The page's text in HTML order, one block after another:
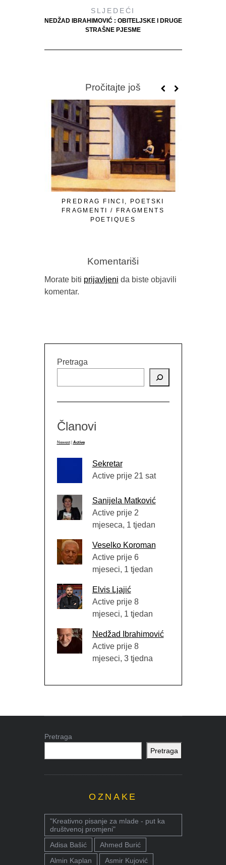
SLJEDEĆI
NEDŽAD IBRAHIMOVIĆ : OBITELJSKE I DRUGE
STRAŠNE PJESME
Pročitajte još
PREDRAG FINCI, POETSKI
FRAGMENTI / FRAGMENTS
POETIQUES
Komentariši
Morate biti prijavljeni da biste objavili
komentar.
Pretraga
Članovi
Newest | Active
Sekretar
Active prije 21 sat
Sanijela Matković
Active prije 2
mjeseca, 1 tjedan
Veselko Koroman
Active prije 6
mjeseci, 1 tjedan
Elvis Ljajić
Active prije 8
mjeseci, 1 tjedan
Nedžad Ibrahimović
Active prije 8
mjeseci, 3 tjedna
Pretraga
Pretraga
OZNAKE
"Kreativno pisanje za mlade - put ka
društvenoj promjeni"
Adisa Bašić
Ahmed Burić
Almin Kaplan
Asmir Kujović